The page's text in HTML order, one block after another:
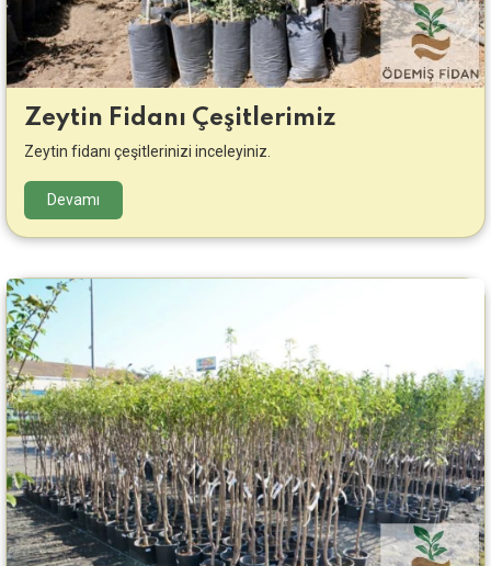
Zeytin Fidanı Çeşitlerimiz
Zeytin fidanı çeşitlerinizi inceleyiniz.
Devamı